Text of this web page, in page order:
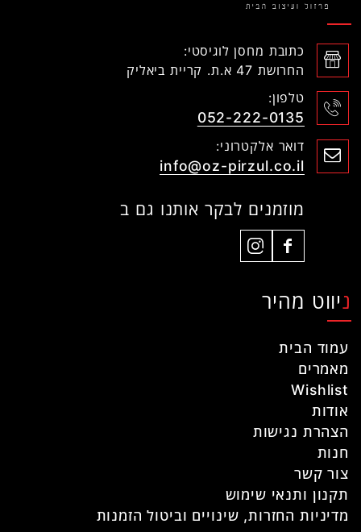
כתובת מחסן לוגיסטי:
החרושת 47 א.ת. קריית ביאליק
טלפון:
052-222-0135
דואר אלקטרוני:
info@oz-pirzul.co.il
מוזמנים לבקר אותנו גם ב
ניווט מהיר
עמוד הבית
מאמרים
Wishlist
אודות
הצהרת נגישות
חנות
צור קשר
תקנון ותנאי שימוש
מדיניות החזרות, שינויים וביטול הזמנות